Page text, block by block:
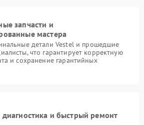
запчасти и
мастера
детали Vestel и прошедшие
что гарантирует корректную
и сохранение гарантийных
диагностика и быстрый ремонт